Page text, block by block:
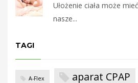
Ułożenie ciała może
nasze...
TAGI
A-Flex aparat CPAP